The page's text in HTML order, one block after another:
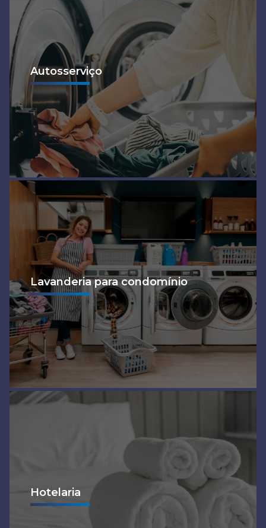
Autosserviço
Ver mais
Hotelaria
Ver mais
Lavanderia para condomínio
Ver mais